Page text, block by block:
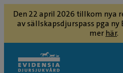
Den 22 april 2026 tillkom nya
av sällskapsdjurspass pga
merhär.